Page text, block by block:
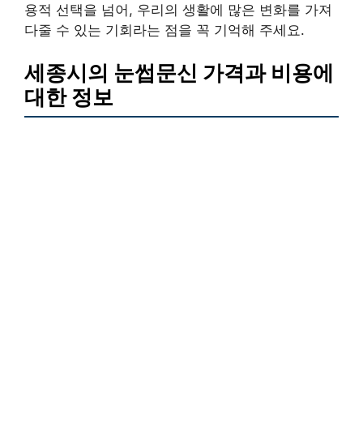
용적 선택을 넘어, 우리의 생활에 많은 변화를 가져
다줄 수 있는 기회라는 점을 꼭 기억해 주세요.
세종시의 눈썹문신 가격과 비용에
대한 정보